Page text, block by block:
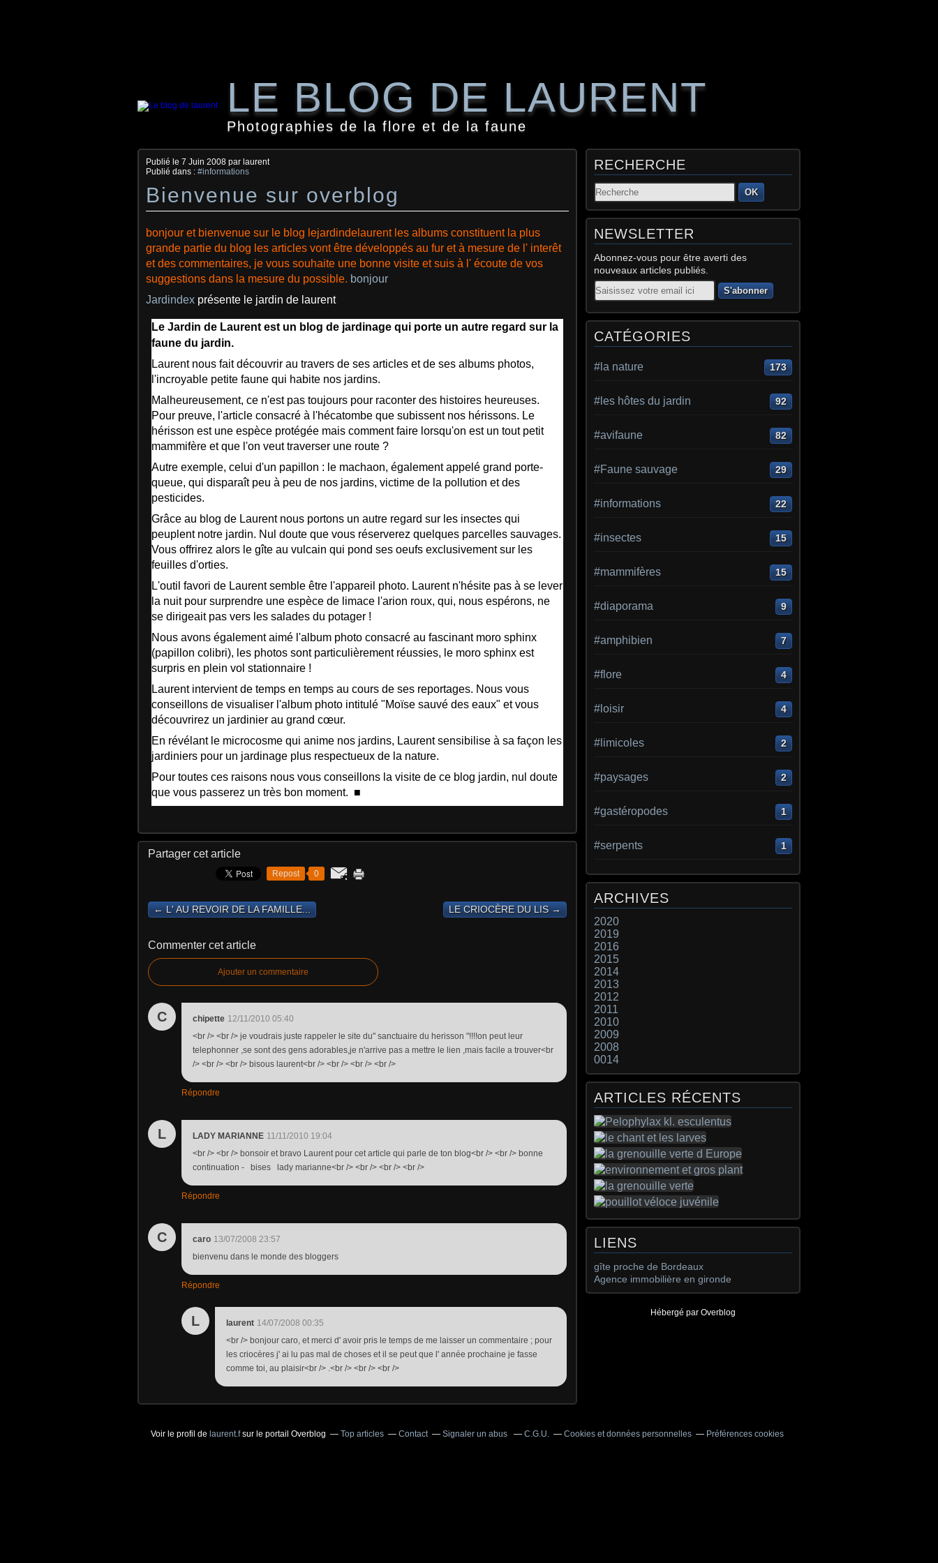
LE BLOG DE LAURENT
Photographies de la flore et de la faune
Publié le 7 Juin 2008 par laurent
Publié dans : #informations
Bienvenue sur overblog
bonjour et bienvenue sur le blog ejardindelaurentles albums constituent la plus
grande partie du blog les articles vont être développés au fur et à mesure de l' interêt
et des commentaires, je vous souhaite une bonne visite et suis à l' écoute de vos
suggestions dans la mesure du possible. bonjour
Jardindex présente le jardin de laurent
Le Jardin de Laurent est un blog de jardinage qui porte un autre regard sur la
faune du jardin.
Laurent nous fait découvrir au travers de ses articles et de ses albums photos,
l'incroyable petite faune qui habite nos jardins.
Malheureusement, ce n'est pas toujours pour raconter des histoires heureuses.
Pour preuve, l'article consacré à l'hécatombe que subissent nos hérissons. Le
hérisson est une espèce protégée mais comment faire lorsqu'on est un tout petit
mammifère et que l'on veut traverser une route ?
Autre exemple, celui d'un papillon : le machaon, également appelé grand porte-
queue, qui disparaît peu à peu de nos jardins, victime de la pollution et des
pesticides.
Grâce au blog de Laurent nous portons un autre regard sur les insectes qui
peuplent notre jardin. Nul doute que vous réserverez quelques parcelles sauvages.
Vous offrirez alors le gîte au vulcain qui pond ses oeufs exclusivement sur les
feuilles d'orties.
L'outil favori de Laurent semble être l'appareil photo. Laurent n'hésite pas à se lever
la nuit pour surprendre une espèce de limace l'arion roux, qui, nous espérons, ne
se dirigeait pas vers les salades du potager !
Nous avons également aimé l'album photo consacré au fascinant moro sphinx
(papillon colibri), les photos sont particulièrement réussies, le moro sphinx est
surpris en plein vol stationnaire !
Laurent intervient de temps en temps au cours de ses reportages. Nous vous
conseillons de visualiser l'album photo intitulé "Moïse sauvé des eaux" et vous
découvrirez un jardinier au grand cœur.
En révélant le microcosme qui anime nos jardins, Laurent sensibilise à sa façon les
jardiniers pour un jardinage plus respectueux de la nature.
Pour toutes ces raisons nous vous conseillons la visite de ce blog jardin, nul doute
que vous passerez un très bon moment. ■
Partager cet article
Repost 0
← L' AU REVOIR DE LA FAMILLE... LE CRIOCÈRE DU LIS →
Commenter cet article
Ajouter un commentaire
C chipette 12/11/2010 05:40
<br /> <br /> je voudrais juste rappeler le site du" sanctuaire du herisson "!!!!on peut leur
telephonner ,se sont des gens adorables,je n'arrive pas a mettre le lien ,mais facile a trouver<br
/> <br /> <br /> bisous laurent<br /> <br /> <br /> <br />
Répondre
L LADY MARIANNE 11/11/2010 19:04
<br /> <br /> bonsoir et bravo Laurent pour cet article qui parle de ton blog<br /> <br /> bonne
continuation - bises lady marianne<br /> <br /> <br /> <br />
Répondre
C caro 13/07/2008 23:57
bienvenu dans le monde des bloggers
Répondre
L laurent 14/07/2008 00:35
<br /> bonjour caro, et merci d' avoir pris le temps de me laisser un commentaire ; pour
les criocères j' ai lu pas mal de choses et il se peut que l' année prochaine je fasse
comme toi, au plaisir<br /> .<br /> <br /> <br />
RECHERCHE
OK
NEWSLETTER
Abonnez-vous pour être averti des
nouveaux articles publiés.
Email
CATÉGORIES
#la nature 173
#les hôtes du jardin 92
#avifaune 82
#Faune sauvage 29
#informations 22
#insectes 15
#mammifères 15
#diaporama 9
#amphibien 7
#flore 4
#loisir 4
#limicoles 2
#paysages 2
#gastéropodes 1
#serpents 1
ARCHIVES
2020
2019
2016
2015
2014
2013
2012
2011
2010
2009
2008
0014
ARTICLES RÉCENTS
LIENS
gîte proche de Bordeaux
Agence immobilière en gironde
Hébergé par Overblog
Voir le profil de laurent.fsur le portail Overblog Top articles Contact Signaler un abus C.G.U. Cookies et données personnelles Préférences cookies